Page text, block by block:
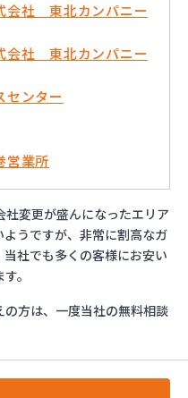
会社 東北カンパニー
会社 東北カンパニー
センター
営業所
岩沼営業所
仙台営業所
ーミナル
巻営業所
変更が盛んになったエリア
うですが、非常に割高なガ
社でも多くの客様にお安い
。
方は、一度当社の無料相談